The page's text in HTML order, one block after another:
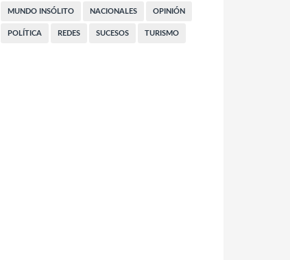
MUNDO INSÓLITO NACIONALES OPINIÓN
POLÍTICA REDES SUCESOS TURISMO